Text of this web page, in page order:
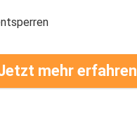
mehr erfahren